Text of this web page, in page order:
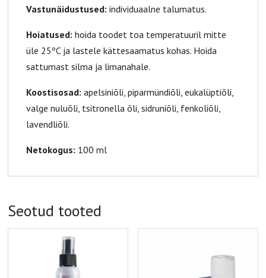
Vastunäidustused: individuaalne talumatus.
Hoiatused:hoida toodet toa temperatuuril mitte
üle 25ºC ja lastele kättesaamatus kohas. Hoida
sattumast silma ja limanahale.
Koostisosad: apelsiniõli, piparmündiõli, eukalüptiõli,
valge nuluõli, tsitronella õli, sidruniõli, fenkoliõli,
lavendliõli.
Netokogus: 100 ml
Seotud tooted